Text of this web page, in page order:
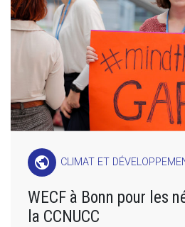
public CLIMAT ET
WECF à Bonn pour les
la CCNUCC